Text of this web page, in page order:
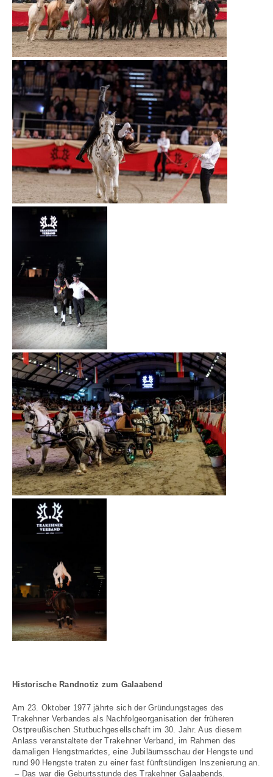
Historische Randnotiz zum Galaabend
Am 23. Oktober 1977 jährte sich der Gründungstages des
Trakehner Verbandes als Nachfolgeorganisation der früheren
Ostpreußischen Stutbuchgesellschaft im 30. Jahr. Aus diesem
Anlass veranstaltete der Trakehner Verband, im Rahmen des
damaligen Hengstmarktes, eine Jubiläumsschau der Hengste und
rund 90 Hengste traten zu einer fast fünftsündigen Inszenierung an.
– Das war die Geburtsstunde des Trakehner Galaabends.